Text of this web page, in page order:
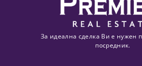
За идеална сделка Ви е нужен
посредник.